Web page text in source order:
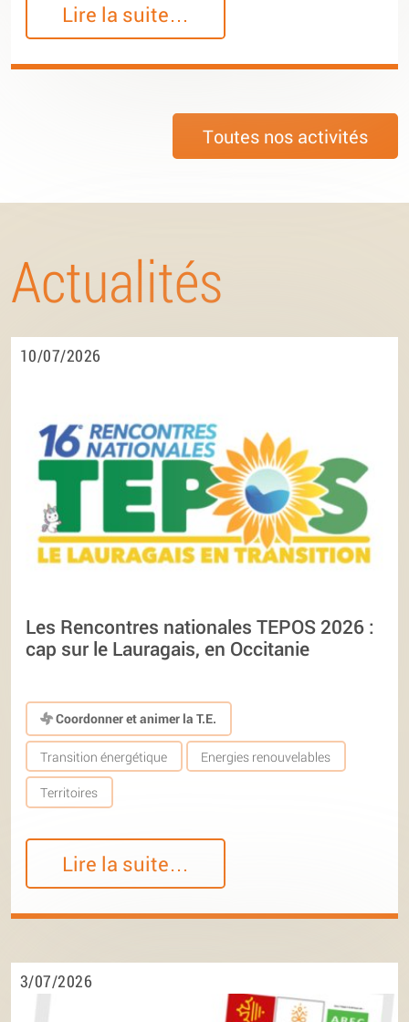
Lire la suite…
Toutes nos activités
Actualités
10/07/2026
Les Rencontres nationales TEPOS 2026 :
cap sur le Lauragais, en Occitanie
Coordonner et animer la T.E.
Transition énergétique Energies renouvelables
Territoires
Lire la suite…
3/07/2026